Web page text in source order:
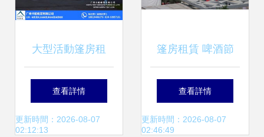
大型活動篷房租
賃，珠海篷房租
賃，卡帕帳篷，卡
查看詳情
更新時間：2026-08-07
02:12:13
篷房租賃 啤酒節
(jié)、車展等活動
的首選方案及價格
查看詳情
更新時間：2026-08-07
02:46:49